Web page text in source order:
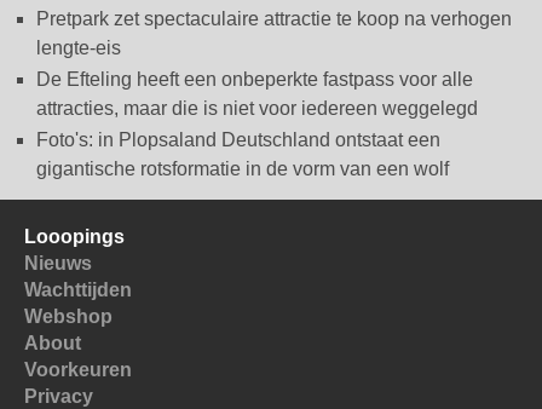
Pretpark zet spectaculaire attractie te koop na verhogen
lengte-eis
De Efteling heeft een onbeperkte fastpass voor alle
attracties, maar die is niet voor iedereen weggelegd
Foto's: in Plopsaland Deutschland ontstaat een
gigantische rotsformatie in de vorm van een wolf
Looopings
Nieuws
Wachttijden
Webshop
About
Voorkeuren
Privacy